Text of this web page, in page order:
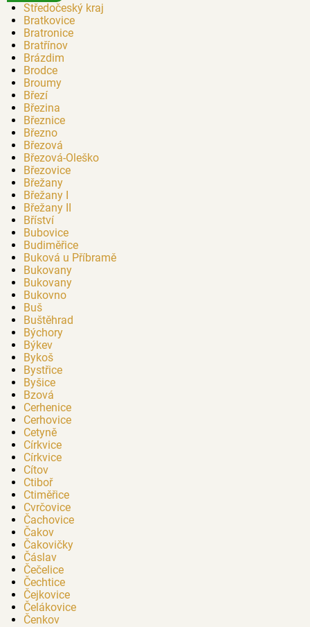
Středočeský kraj
Bratkovice
Bratronice
Bratřínov
Brázdim
Brodce
Broumy
Březí
Březina
Březnice
Březno
Březová
Březová-Oleško
Březovice
Břežany
Břežany I
Břežany II
Bříství
Bubovice
Budiměřice
Buková u Příbramě
Bukovany
Bukovany
Bukovno
Buš
Buštěhrad
Býchory
Býkev
Bykoš
Bystřice
Byšice
Bzová
Cerhenice
Cerhovice
Cetyně
Církvice
Církvice
Cítov
Ctiboř
Ctiměřice
Cvrčovice
Čachovice
Čakov
Čakovičky
Čáslav
Čečelice
Čechtice
Čejkovice
Čelákovice
Čenkov